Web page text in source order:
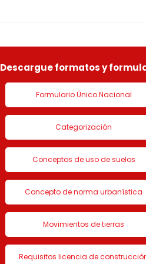
normas concordantes, hace
saber que según ra
Descargue formatos y
Formulario Único Nacional
Categorización
Conceptos de uso de suelos
Concepto de norma urbanística
Movimientos de tierras
Requisitos licencia de